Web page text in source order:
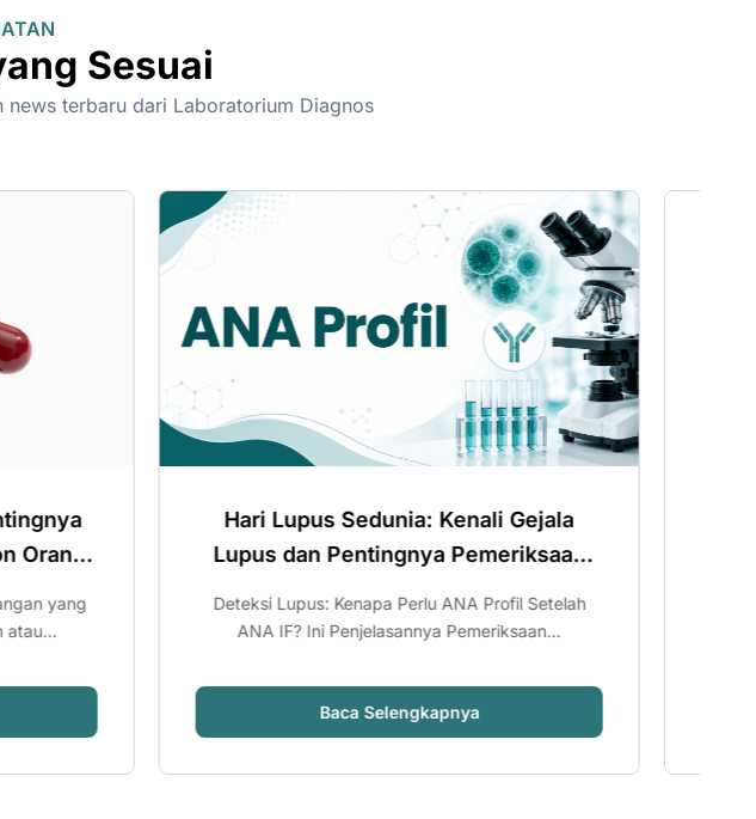
Sesuai
terbaru dari Laboratorium Diagnos
Hari Lupus Sedunia: Kenali Gejala
dan Pentingnya Pemeriksaan
Lupus: Kenapa Perlu ANA Profil Setelah
ANA IF? Ini Penjelasannya Pemeriksaan...
Hari Lupus Sedunia:
Lupus dan Pentingnya
Setiap tanggal 10 Mei dunia
Lupus Day (Hari Lupus